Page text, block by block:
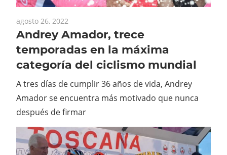
agosto 26, 2022
Andrey Amador, trece
temporadas en la máxima
categoría del ciclismo mundial
A tres días de cumplir 36 años de vida, Andrey
Amador se encuentra más motivado que nunca
después de firmar